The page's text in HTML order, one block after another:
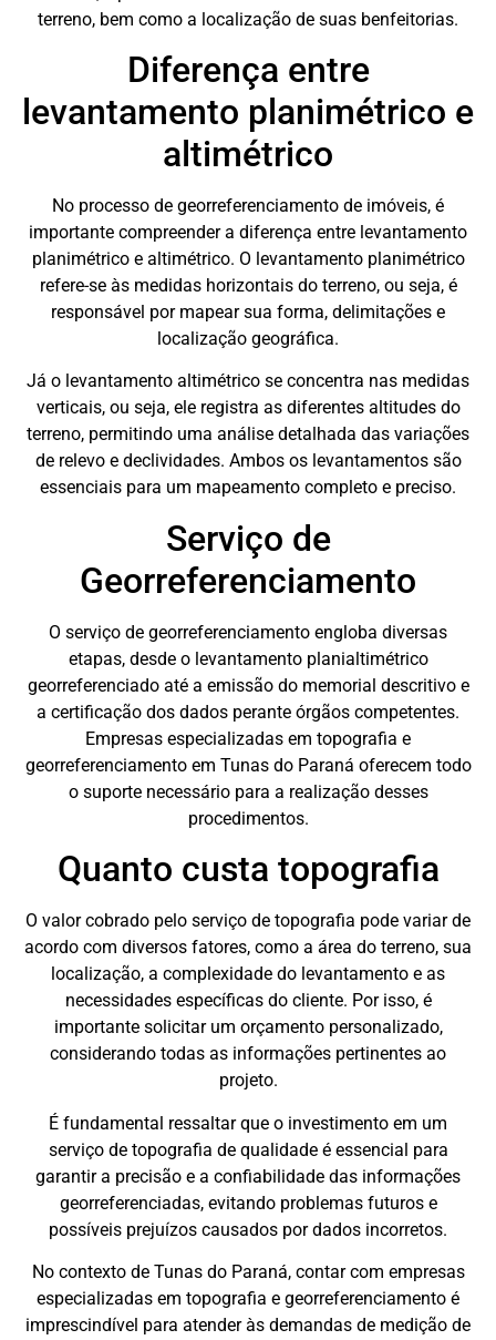
terreno, bem como a localização de suas benfeitorias.
Diferença entre
levantamento planimétrico e
altimétrico
No processo de georreferenciamento de imóveis, é
importante compreender a diferença entre levantamento
planimétrico e altimétrico. O levantamento planimétrico
refere-se às medidas horizontais do terreno, ou seja, é
responsável por mapear sua forma, delimitações e
localização geográfica.
Já o levantamento altimétrico se concentra nas medidas
verticais, ou seja, ele registra as diferentes altitudes do
terreno, permitindo uma análise detalhada das variações
de relevo e declividades. Ambos os levantamentos são
essenciais para um mapeamento completo e preciso.
Serviço de
Georreferenciamento
O serviço de georreferenciamento engloba diversas
etapas, desde o levantamento planialtimétrico
georreferenciado até a emissão do memorial descritivo e
a certificação dos dados perante órgãos competentes.
Empresas especializadas em topografia e
georreferenciamento em Tunas do Paraná oferecem todo
o suporte necessário para a realização desses
procedimentos.
Quanto custa topografia
O valor cobrado pelo serviço de topografia pode variar de
acordo com diversos fatores, como a área do terreno, sua
localização, a complexidade do levantamento e as
necessidades específicas do cliente. Por isso, é
importante solicitar um orçamento personalizado,
considerando todas as informações pertinentes ao
projeto.
É fundamental ressaltar que o investimento em um
serviço de topografia de qualidade é essencial para
garantir a precisão e a confiabilidade das informações
georreferenciadas, evitando problemas futuros e
possíveis prejuízos causados por dados incorretos.
No contexto de Tunas do Paraná, contar com empresas
especializadas em topografia e georreferenciamento é
imprescindível para atender às demandas de medição de